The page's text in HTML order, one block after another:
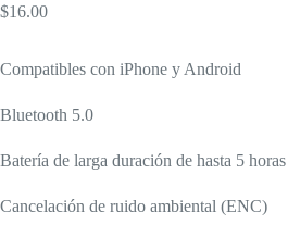
$16.00
Compatibles con iPhone y Android
Bluetooth 5.0
Batería de larga duración de hasta 5 horas
Cancelación de ruido ambiental (ENC)